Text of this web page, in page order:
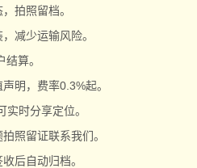
拍照留档。
减少运输风险。
算。
明，费率0.3%起。
时分享定位。
照留证联系我们。
后自动归档。